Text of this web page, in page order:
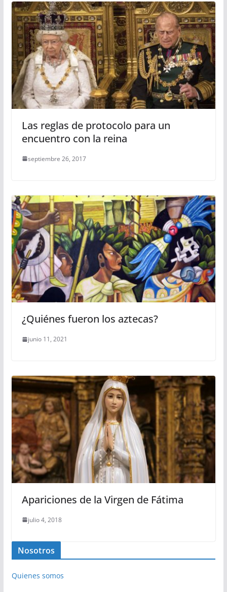
Las reglas de protocolo para un
encuentro con la reina
septiembre 26, 2017
¿Quiénes fueron los aztecas?
junio 11, 2021
Apariciones de la Virgen de Fátima
julio 4, 2018
Nosotros
Quienes somos